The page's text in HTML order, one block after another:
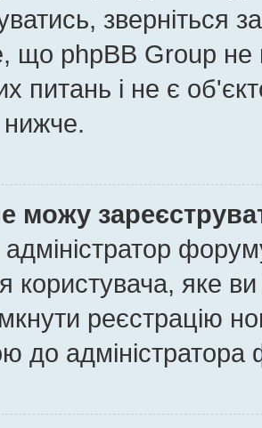
зверніться
що phpBB Group не
питань і не є
нижче.
можу
користувача, яке
реєстрацію
до адміністратора